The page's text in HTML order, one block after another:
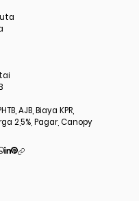
AJB, Biaya KPR,
2,5%, Pagar, Canopy